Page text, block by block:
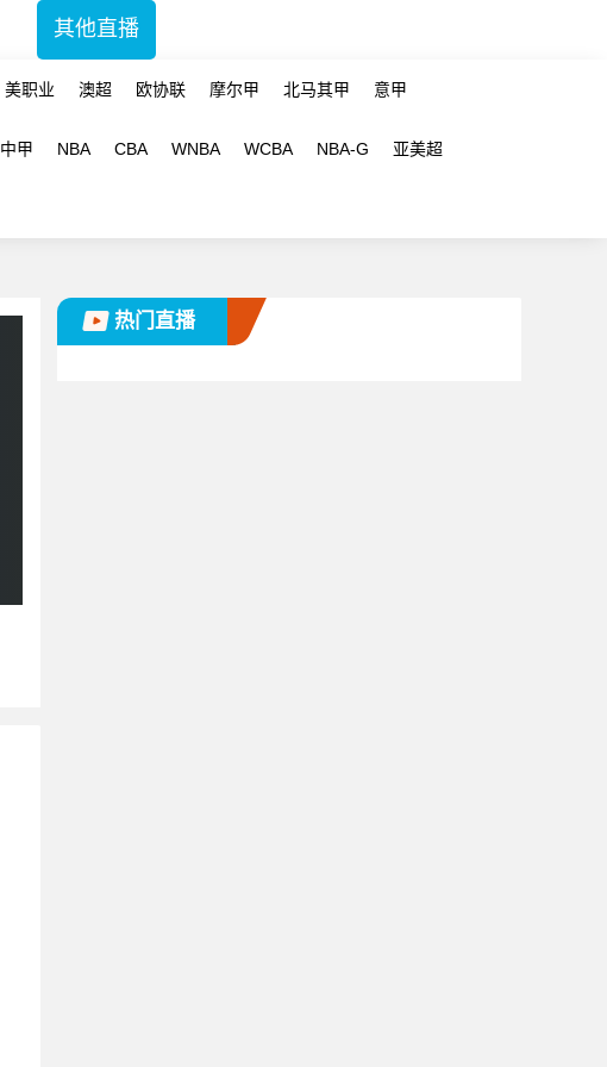
其他直播
美职业 澳超 欧协联 摩尔甲 北马其甲 意甲
中甲 NBA CBA WNBA WCBA NBA-G 亚美超
热门直播